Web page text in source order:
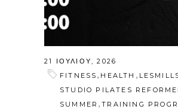
21 ΙΟΥΛΊΟΥ, 2026
FITNESS , HEALTH ,
STUDIO PILATES
SUMMER ,TRAINING